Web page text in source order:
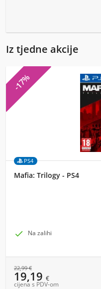
Iz tjedne akcije
-17%
PS4
Mafia: Trilogy - PS4
 Na zalihi
22,99€
19,19 €
cijena s PDV-om